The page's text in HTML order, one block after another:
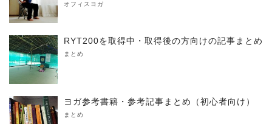
オフィスヨガ
RYT200を取得中・取得後の方向けの記事まとめ
まとめ
ヨガ参考書籍・参考記事まとめ（初心者向け）
まとめ